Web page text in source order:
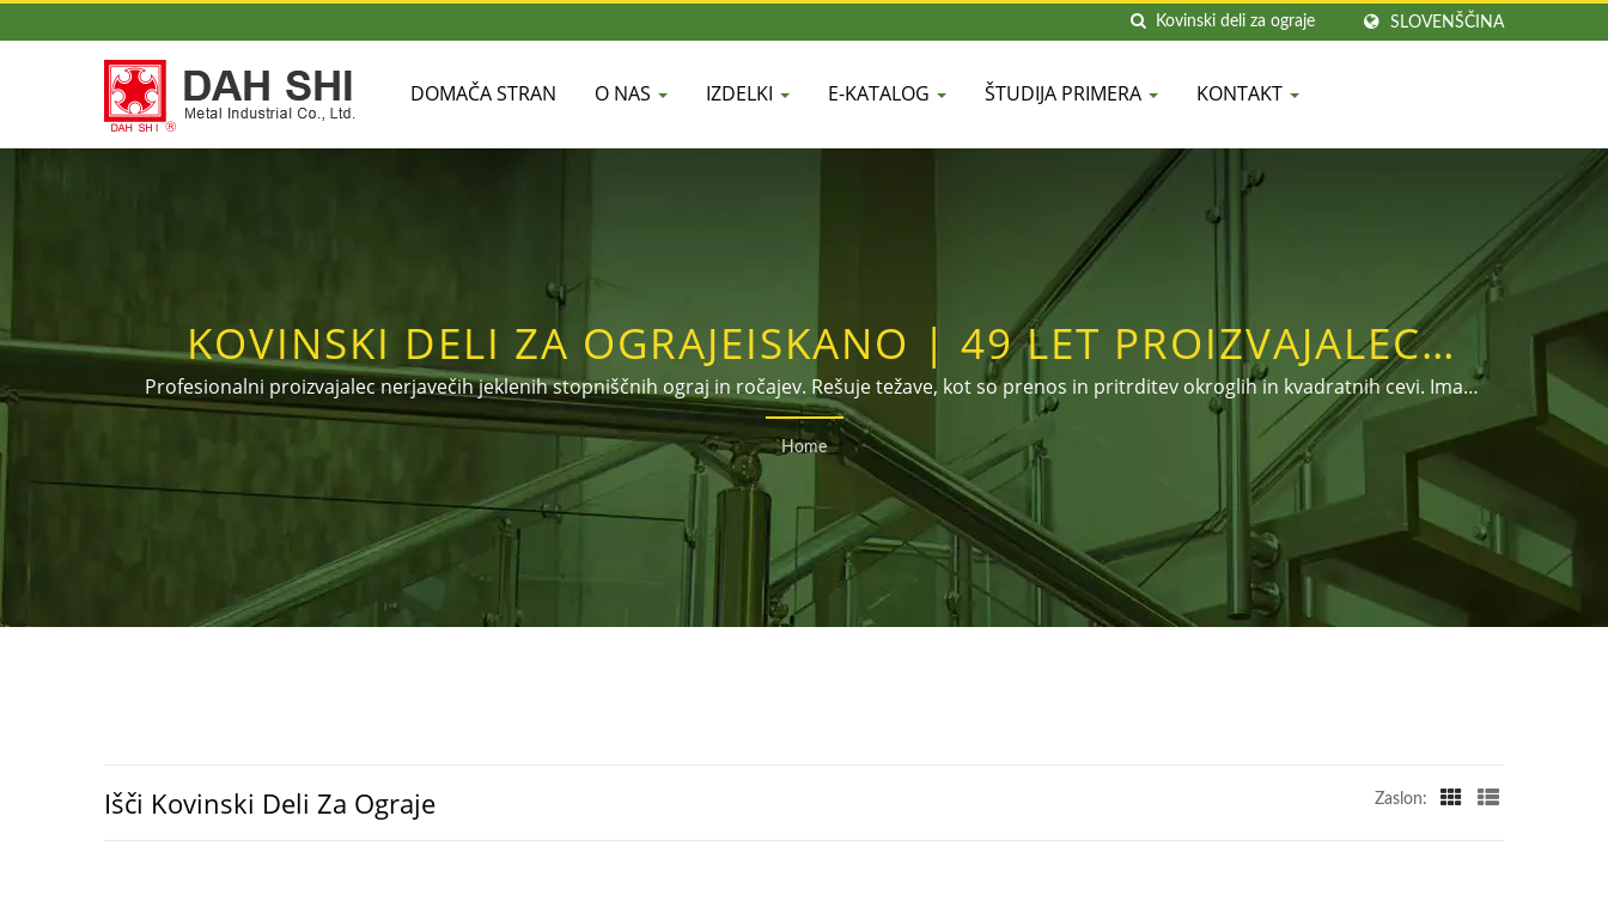
SLOVENŠČINA
DOMAČA STRAN O NAS IZDELKI E-KATALOG ŠTUDIJA PRIMERA KONTAKT
KOVINSKI DELI ZA OGRAJEISKANO | 49 LET PROIZVAJALEC
ROČAJEV IZ MEDENINE IN NERJAVEČEGA JEKLA | DAH SHI
Profesionalni proizvajalec nerjavečih jeklenih stopniščnih ograj in ročajev. Rešuje težave, kot so prenos in pritrditev okroglih in kvadratnih cevi. Ima
popoln nabor spojev in dodatkov različnih premerov in velikosti. Dobrodošli klic za povpraševanje ali dodajanje uradnega računa LINE: @dahshi.
Home
Išči Kovinski Deli Za Ograje Zaslon: